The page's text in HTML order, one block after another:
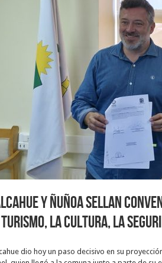
y Ñuñoa sellan
la cultura, la
dio hoy un paso decisivo en su